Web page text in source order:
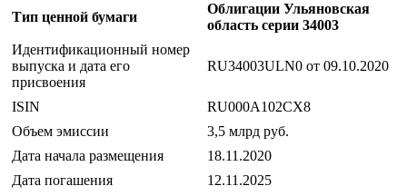
Тип ценной бумаги
Облигации Ульяновская
область серии 34003
Идентификационный номер
выпуска и дата его
присвоения
RU34003ULN0 от 09.10.2020
ISIN
RU000A102CX8
Объем эмиссии
3,5 млрд руб.
Дата начала размещения
18.11.2020
Дата погашения
12.11.2025